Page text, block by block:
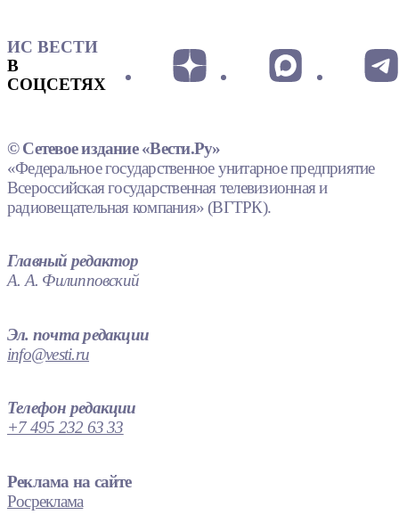
ИС ВЕСТИ
В
СОЦСЕТЯХ
© Сетевое издание «Вести.Ру»
«Федеральное государственное унитарное предприятие
Всероссийская государственная телевизионная и
радиовещательная компания» (ВГТРК).
Главный редактор
А. А. Филипповский
Эл. почта редакции
info@vesti.ru
Телефон редакции
+7 495 232 63 33
Реклама на сайте
Росреклама